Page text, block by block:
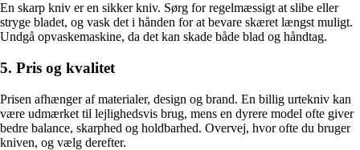
En skarp kniv er en sikker kniv. Sørg for regelmæssigt at slibe eller
stryge bladet, og vask det i hånden for at bevare skæret længst muligt.
Undgå opvaskemaskine, da det kan skade både blad og håndtag.
5. Pris og kvalitet
Prisen afhænger af materialer, design og brand. En billig urtekniv kan
være udmærket til lejlighedsvis brug, mens en dyrere model ofte giver
bedre balance, skarphed og holdbarhed. Overvej, hvor ofte du bruger
kniven, og vælg derefter.